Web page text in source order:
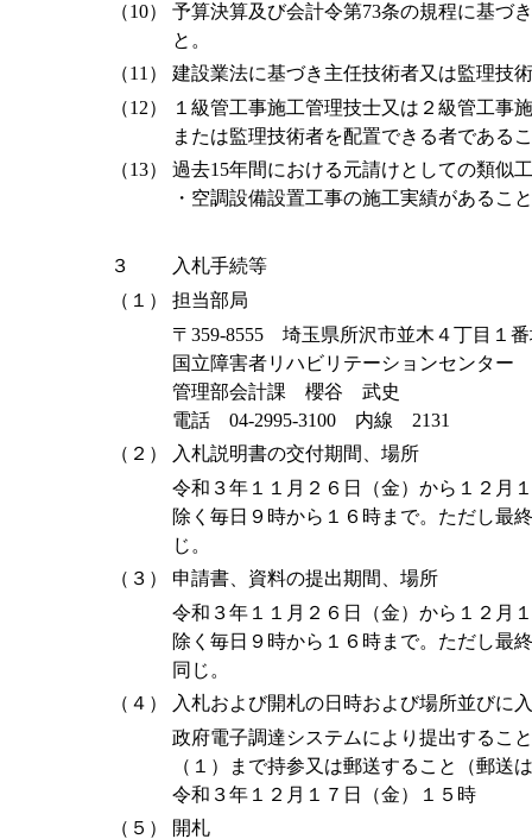
（10）
予算決算及び会計令第73条の規程に基づ
と。
（11）
建設業法に基づき主任技術者又は監理技
（12）
１級管工事施工管理技士又は２級管工事
または監理技術者を配置できる者である
（13）
過去15年間における元請けとしての類似
・空調設備設置工事の施工実績があるこ
３
入札手続等
（１）
担当部局
〒359-8555 埼玉県所沢市並木４丁目１
国立障害者リハビリテーションセンター
管理部会計課 櫻谷 武史
電話 04-2995-3100 内線 2131
（２）
入札説明書の交付期間、場所
令和３年１１月２６日（金）から１２月
除く毎日９時から１６時まで。ただし最
じ。
（３）
申請書、資料の提出期間、場所
令和３年１１月２６日（金）から１２月
除く毎日９時から１６時まで。ただし最
同じ。
（４）
入札および開札の日時および場所並びに
政府電子調達システムにより提出するこ
（１）まで持参又は郵送すること（郵送
令和３年１２月１７日（金）１５時
（５）
開札